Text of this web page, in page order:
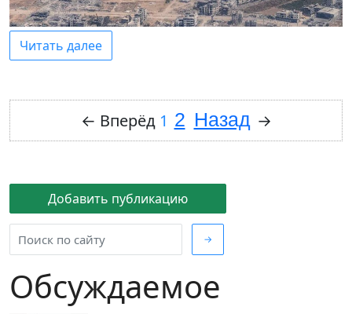
Добавить публикацию
→
Обсуждаемое
Читать далее
← Вперёд 1 2 Назад →